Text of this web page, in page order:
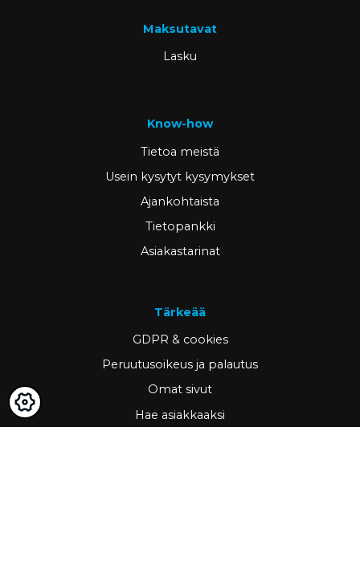
Maksutavat
Lasku
Know-how
Tietoa meistä
Usein kysytyt kysymykset
Ajankohtaista
Tietopankki
Asiakastarinat
Tärkeää
GDPR & cookies
Peruutusoikeus ja palautus
Omat sivut
Hae asiakkaaksi